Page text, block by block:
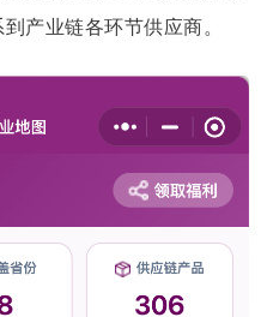
产业链各环节供应商。